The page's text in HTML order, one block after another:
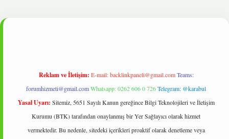
Reklam ve İletişim: E-mail:backlinkpaneli@gmail.com Teams:
forumhizmeti@gmail.comWhatsapp: 0262 606 0 726Telegram: @karabul
Yasal Uyarı: Sitemiz, 5651 Sayılı Kanun gereğince Bilgi Teknolojileri ve İletişim
Kurumu (BTK) tarafından onaylanmış bir Yer Sağlayıcı olarak hizmet
vermektedir. Bu nedenle, sitedeki içerikleri proaktif olarak denetleme veya